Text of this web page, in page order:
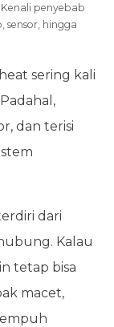
penyebab
sensor, hingga
sering kali
dan terisi
dari
Kalau
tetap bisa
macet,